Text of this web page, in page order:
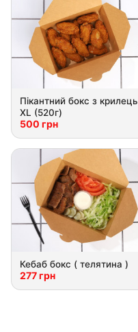
Пікантний бокс з крилець
XL (520г)
500 грн
Кебаб бокс ( телятина )
277 грн